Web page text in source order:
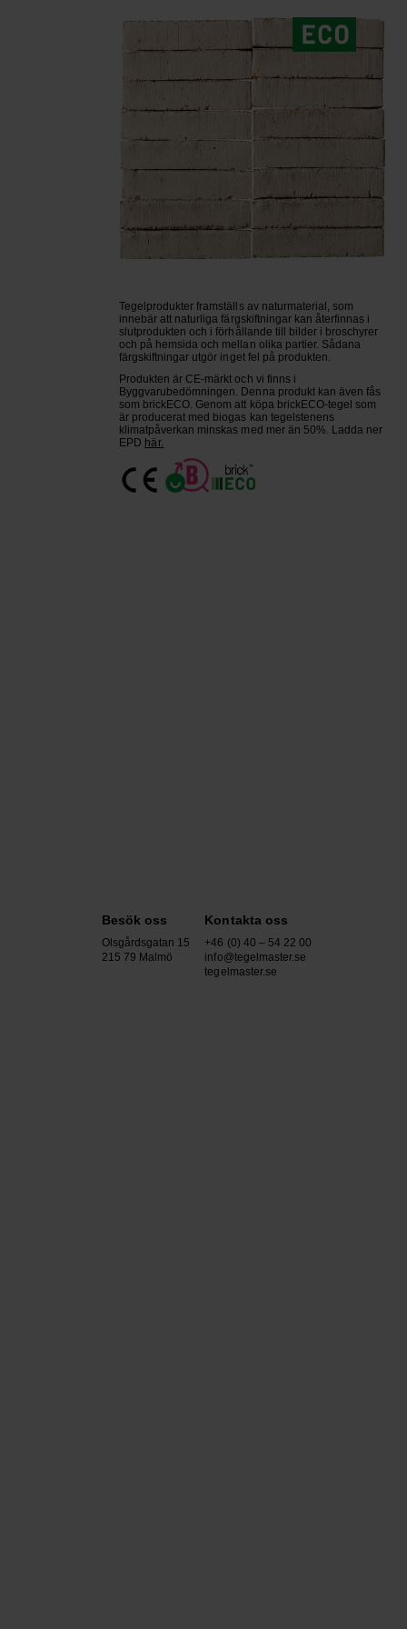
Tegelprodukter framställs av naturmaterial, som
innebär att naturliga färgskiftningar kan återfinnas i
slutprodukten och i förhållande till bilder i broschyrer
och på hemsida och mellan olika partier. Sådana
färgskiftningar utgör inget fel på produkten.
Produkten är CE-märkt och vi finns i
Byggvarubedömningen. Denna produkt kan även fås
som brickECO. Genom att köpa brickECO-tegel som
är producerat med biogas kan tegelstenens
klimatpåverkan minskas med mer än 50%. Ladda ner
EPD här.
Besök oss
Olsgårdsgatan 15
215 79 Malmö
Kontakta oss
+46 (0) 40 – 54 22 00
info@tegelmaster.se
tegelmaster.se